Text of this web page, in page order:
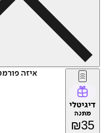
איזה
דיגיטלי
מתנה
₪35